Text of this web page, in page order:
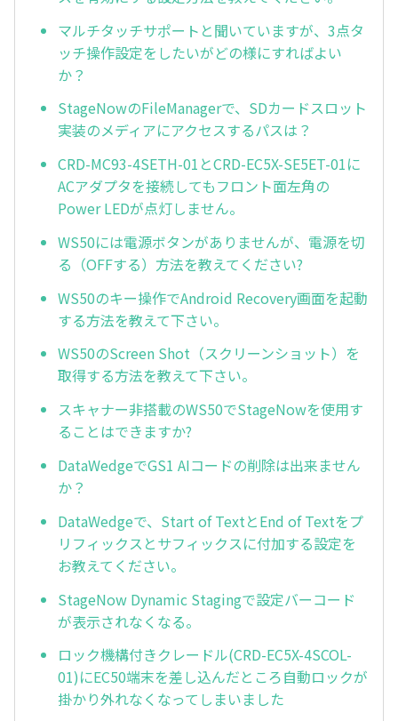
マルチタッチサポートと聞いていますが、3点タ
ッチ操作設定をしたいがどの様にすればよい
か？
StageNowのFileManagerで、SDカードスロット
実装のメディアにアクセスするパスは？
CRD-MC93-4SETH-01とCRD-EC5X-SE5ET-01に
ACアダプタを接続してもフロント面左角の
Power LEDが点灯しません。
WS50には電源ボタンがありませんが、電源を切
る（OFFする）方法を教えてください?
WS50のキー操作でAndroid Recovery画面を起動
する方法を教えて下さい。
WS50のScreen Shot（スクリーンショット）を
取得する方法を教えて下さい。
スキャナー非搭載のWS50でStageNowを使用す
ることはできますか?
DataWedgeでGS1 AIコードの削除は出来ません
か？
DataWedgeで、Start of TextとEnd of Textをプ
リフィックスとサフィックスに付加する設定を
お教えてください。
StageNow Dynamic Stagingで設定バーコード
が表示されなくなる。
ロック機構付きクレードル(CRD-EC5X-4SCOL-
01)にEC50端末を差し込んだところ自動ロックが
掛かり外れなくなってしまいました